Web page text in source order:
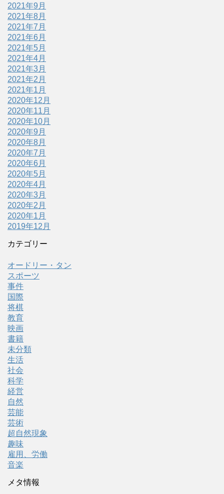
2021年9月
2021年8月
2021年7月
2021年6月
2021年5月
2021年4月
2021年3月
2021年2月
2021年1月
2020年12月
2020年11月
2020年10月
2020年9月
2020年8月
2020年7月
2020年6月
2020年5月
2020年4月
2020年3月
2020年2月
2020年1月
2019年12月
カテゴリー
オードリー・タン
スポーツ
事件
国際
将棋
教育
映画
書籍
未分類
生活
社会
科学
経営
自然
芸能
芸術
超自然現象
趣味
雇用、労働
音楽
メタ情報